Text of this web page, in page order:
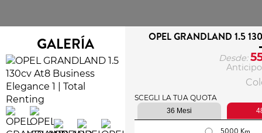
GALERÍA OPEL GRANDLAND 1.5
Desde:
SCEGLI LA TUA QUOTA
36 Mesi
5000 Km